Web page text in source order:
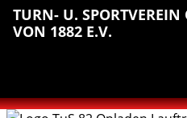
Sprungmarken
Inhalt
anspringen
Hauptnavigation
anspringen
Abteilungsnavigation
anspringen
Fußbereich
anspringen
TURN- U. SPORTVEREIN
VON 1882 E.V.